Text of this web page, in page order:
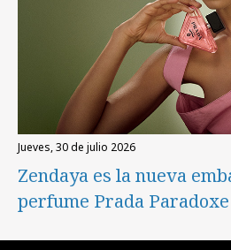
jueves, 30 de julio 2026
Zendaya es la nueva
perfume Prada Paradoxe